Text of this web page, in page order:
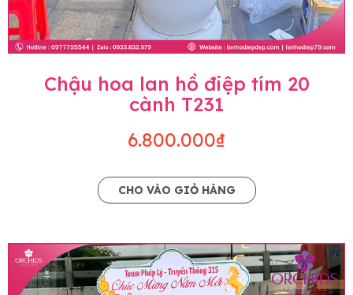
Chậu hoa lan hồ điệp tím 20
cành T231
6.800.000₫
CHO VÀO GIỎ HÀNG